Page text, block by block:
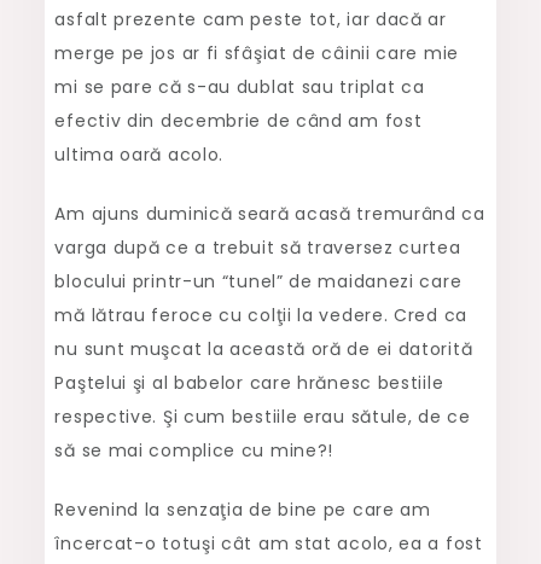
asfalt prezente cam peste tot, iar dacă ar
merge pe jos ar fi sfâşiat de câinii care mie
mi se pare că s-au dublat sau triplat ca
efectiv din decembrie de când am fost
ultima oară acolo.
Am ajuns duminică seară acasă tremurând ca
varga după ce a trebuit să traversez curtea
blocului printr-un “tunel” de maidanezi care
mă lătrau feroce cu colţii la vedere. Cred ca
nu sunt muşcat la această oră de ei datorită
Paştelui şi al babelor care hrănesc bestiile
respective. Şi cum bestiile erau sătule, de ce
să se mai complice cu mine?!
Revenind la senzaţia de bine pe care am
încercat-o totuşi cât am stat acolo, ea a fost